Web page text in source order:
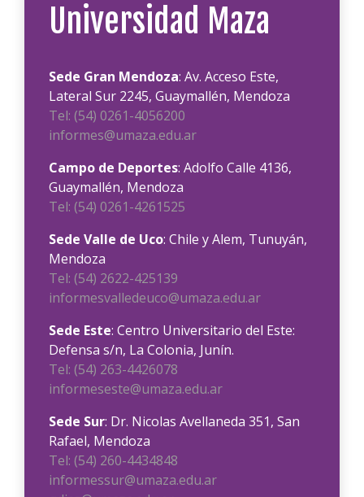
Universidad Maza
Sede Gran Mendoza: Av. Acceso Este,
Lateral Sur 2245, Guaymallén, Mendoza
Tel: (54) 0261-4056200
informes@umaza.edu.ar
Campo de Deportes: Adolfo Calle 4136,
Guaymallén, Mendoza
Tel: (54) 0261-4261525
Sede Valle de Uco: Chile y Alem, Tunuyán,
Mendoza
Tel: (54) 2622-425139
informesvalledeuco@umaza.edu.ar
Sede Este: Centro Universitario del Este:
Defensa s/n, La Colonia, Junín.
Tel: (54) 263-4426078
informeseste@umaza.edu.ar
Sede Sur: Dr. Nicolas Avellaneda 351, San
Rafael, Mendoza
Tel: (54) 260-4434848
informessur@umaza.edu.ar